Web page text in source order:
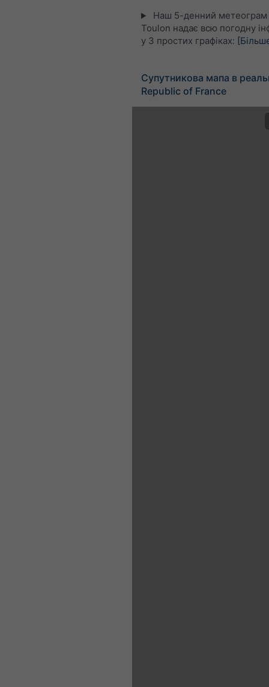
Наш 5-денний метеограм
Toulon надає всю погодну
у 3 простих графіках:
Супутникова мапа в
Republic of France